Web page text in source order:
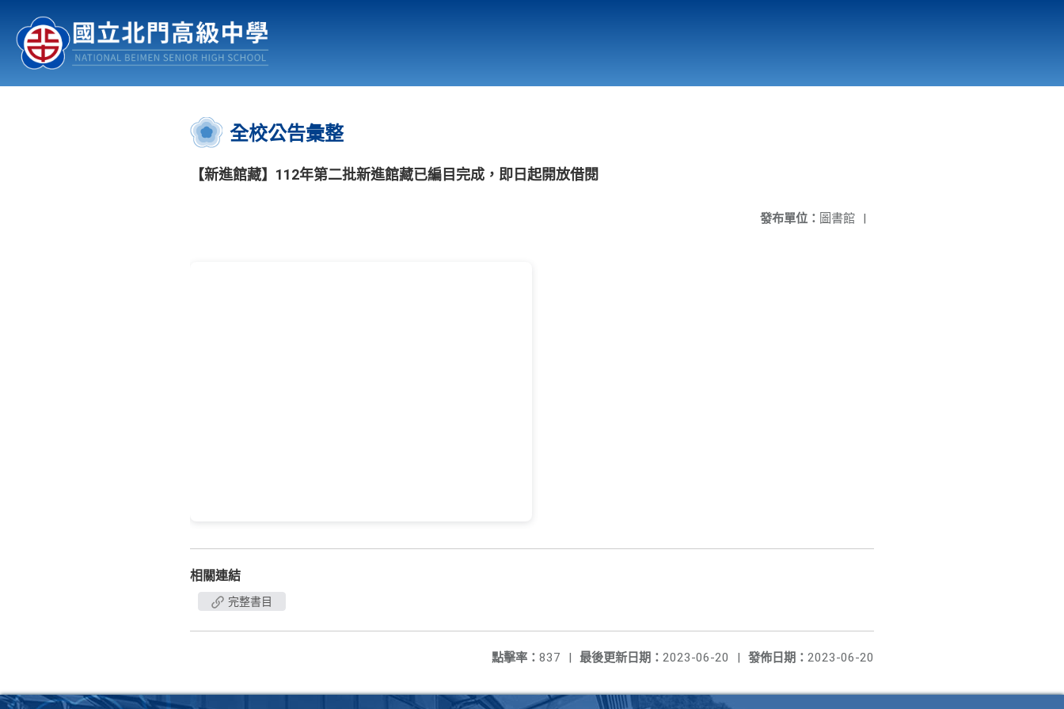
認識北中 行事曆
:::
全校公告彙整
【新進館藏】112年第二批新進館藏已編目完成，即日起開放借閱
發布單位： 圖書館 |
相關連結
完整書目
發佈日期： 2023-06-20
最後更新日期： 2023-06-20 |
點擊率： 837 |